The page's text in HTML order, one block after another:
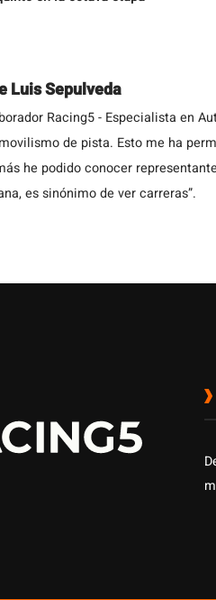
Luis Sepulveda
Racing5 - Especialista en
de pista. Esto me ha
he podido conocer
es sinónimo de ver carreras”.